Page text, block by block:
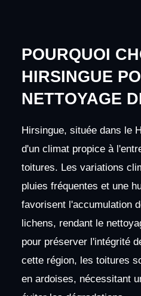
POURQUOI
HIRSINGUE
NETTOYAGE
Hirsingue, située dans le
d'un climat propice à
toitures. Les variations
pluies fréquentes et une
favorisent l'accumulation
lichens, rendant le
pour préserver l'intégrité
cette région, les toitures
en ardoises, nécessitant